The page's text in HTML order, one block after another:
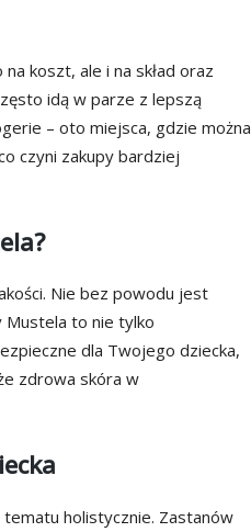
koszt, ale i na skład oraz
idą w parze z lepszą
– oto miejsca, gdzie można
czyni zakupy bardziej
Nie bez powodu jest
Mustela to nie tylko
dla Twojego dziecka,
zdrowa skóra w
holistycznie. Zastanów